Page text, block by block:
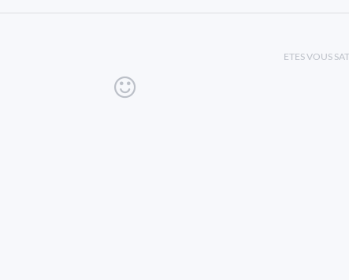
ETES VOUS